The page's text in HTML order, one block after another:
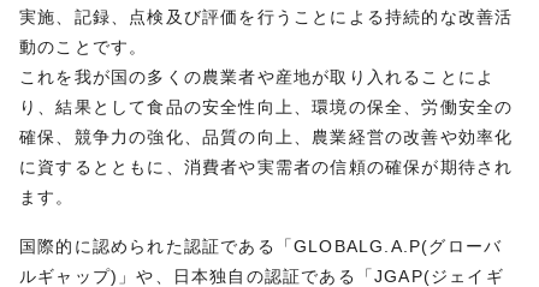
実施、記録、点検及び評価を行うことによる持続的な改善活
動のことです。
これを我が国の多くの農業者や産地が取り入れることによ
り、結果として食品の安全性向上、環境の保全、労働安全の
確保、競争力の強化、品質の向上、農業経営の改善や効率化
に資するとともに、消費者や実需者の信頼の確保が期待され
ます。
国際的に認められた認証である「GLOBALG.A.P(グローバ
ルギャップ)」や、日本独自の認証である「JGAP(ジェイギ